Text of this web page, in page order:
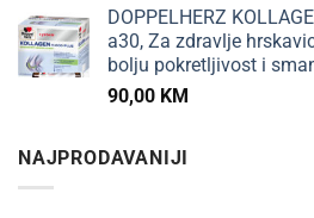
DOPPELHERZ
a30, Za zdravlje
bolju pokretljivost i
90,00 KM
NAJPRODAVANIJI